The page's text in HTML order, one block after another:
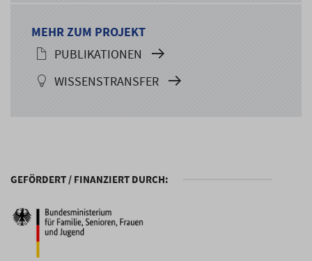
MEHR ZUM PROJEKT
PUBLIKATIONEN
WISSENSTRANSFER
GEFÖRDERT / FINANZIERT DURCH: